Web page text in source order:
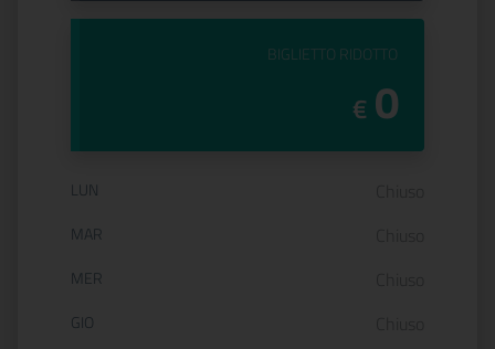
PREZZO DEL
BIGLIETTO RIDOTTO
€ 0
Orario di apertura:
LUN
MAR
MER
GIO